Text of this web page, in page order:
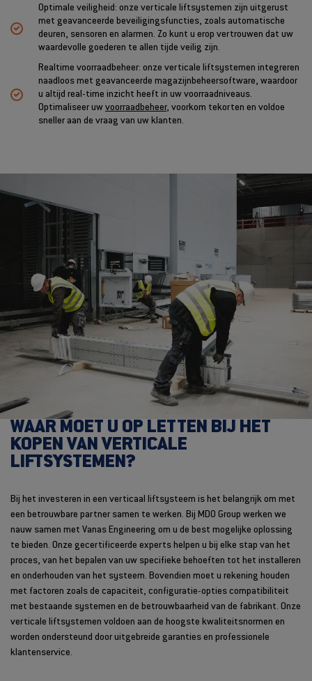
Optimale veiligheid: onze verticale liftsystemen zijn uitgerust
met geavanceerde beveiligingsfuncties, zoals automatische
deuren, sensoren en alarmen. Zo kunt u erop vertrouwen dat uw
waardevolle goederen te allen tijde veilig zijn.
Realtime voorraadbeheer: onze verticale liftsystemen integreren
naadloos met geavanceerde magazijnbeheersoftware, waardoor
u altijd real-time inzicht heeft in uw voorraadniveaus.
Optimaliseer uw voorraadbeheer, voorkom tekorten en voldoe
sneller aan de vraag van uw klanten.
WAAR MOET U OP LETTEN BIJ HET
KOPEN VAN VERTICALE
LIFTSYSTEMEN?
Bij het investeren in een verticaal liftsysteem is het belangrijk om met
een betrouwbare partner samen te werken. Bij MDO Group werken we
nauw samen met Vanas Engineering om u de best mogelijke oplossing
te bieden. Onze gecertificeerde experts helpen u bij elke stap van het
proces, van het bepalen van uw specifieke behoeften tot het installeren
en onderhouden van het systeem. Bovendien moet u rekening houden
met factoren zoals de capaciteit, configuratie-opties compatibiliteit
met bestaande systemen en de betrouwbaarheid van de fabrikant. Onze
verticale liftsystemen voldoen aan de hoogste kwaliteitsnormen en
worden ondersteund door uitgebreide garanties en professionele
klantenservice.